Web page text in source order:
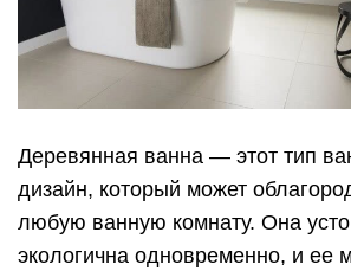
Деревянная ванна — этот тип
дизайн, который может
любую ванную комнату. Она
экологична одновременно, и ее